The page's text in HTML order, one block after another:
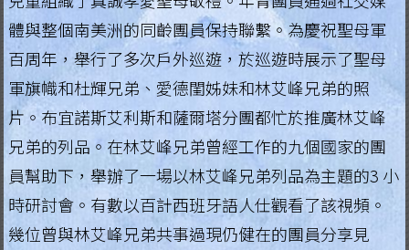
體與整個南美洲的同齡團員保持聯繫。為慶祝聖母軍
百周年，舉行了多次戶外巡遊，於巡遊時展示了聖母
軍旗幟和杜輝兄弟、愛德閨姊妹和林艾峰兄弟的照
片。布宜諾斯艾利斯和薩爾塔分團都忙於推廣林艾峰
兄弟的列品。在林艾峰兄弟曾經工作的九個國家的團
員幫助下，舉辦了一場以林艾峰兄弟列品為主題的3 小
時研討會。有數以百計西班牙語人仕觀看了該視頻。
幾位曾與林艾峰兄弟共事過現仍健在的團員分享見